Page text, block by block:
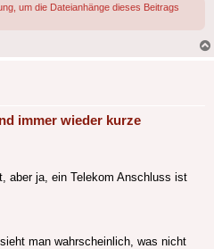
um die Dateianhänge dieses Beitrags
immer wieder kurze
aber ja, ein Telekom Anschluss ist
man wahrscheinlich, was nicht